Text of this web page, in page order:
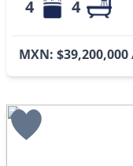
4 4
MXN: $39,200,000